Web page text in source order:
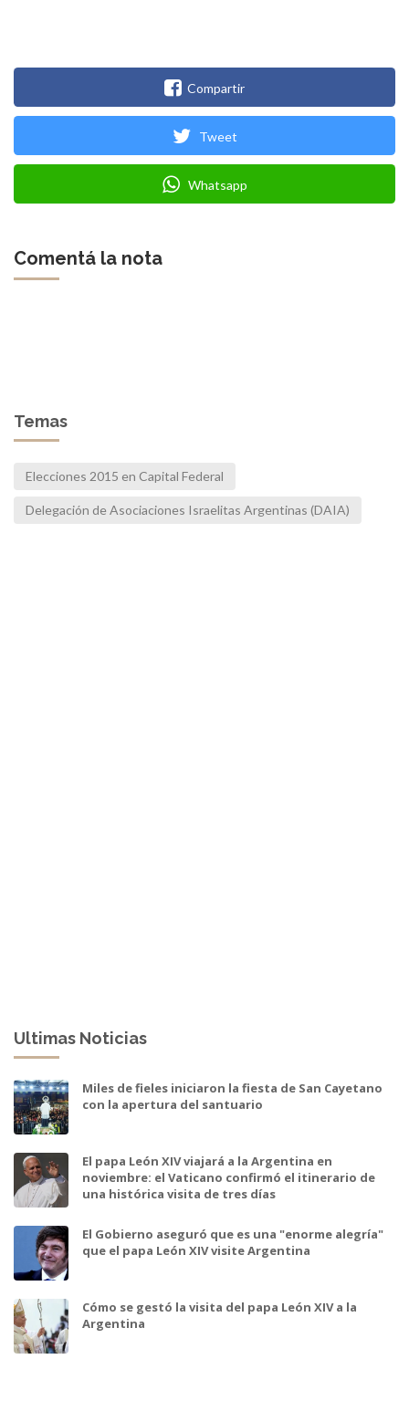
Compartir
Tweet
Whatsapp
Comentá la nota
Temas
Elecciones 2015 en Capital Federal
Delegación de Asociaciones Israelitas Argentinas (DAIA)
Ultimas Noticias
Miles de fieles iniciaron la fiesta de San Cayetano
con la apertura del santuario
El papa León XIV viajará a la Argentina en
noviembre: el Vaticano confirmó el itinerario de
una histórica visita de tres días
El Gobierno aseguró que es una "enorme alegría"
que el papa León XIV visite Argentina
Cómo se gestó la visita del papa León XIV a la
Argentina